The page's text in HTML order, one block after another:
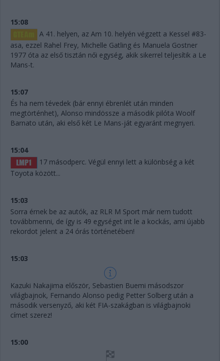
15:08
A 41. helyen, az Am 10. helyén végzett a Kessel #83-
asa, ezzel Rahel Frey, Michelle Gatling és Manuela Gostner
1977 óta az első tisztán női egység, akik sikerrel teljesítik a Le
Mans-t.
15:07
És ha nem tévedek (bár ennyi ébrenlét után minden
megtörténhet), Alonso mindössze a második pilóta Woolf
Barnato után, aki első két Le Mans-ját egyaránt megnyeri.
15:04
17 másodperc. Végül ennyi lett a különbség a két
Toyota között...
15:03
Sorra érnek be az autók, az RLR M Sport már nem tudott
továbbmenni, de így is 49 egységet int le a kockás, ami újabb
rekordot jelent a 24 órás történetében!
15:03
Kazuki Nakajima először, Sebastien Buemi másodszor
világbajnok, Fernando Alonso pedig Petter Solberg után a
második versenyző, aki két FIA-szakágban is világbajnoki
címet szerez!
15:00